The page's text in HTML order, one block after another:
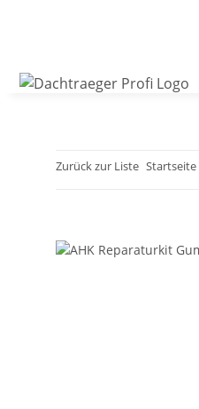
Zurück zur Liste Startseite